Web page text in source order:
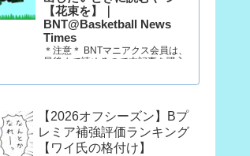
【花束を】｜
BNT@Basketball News
Times
＊注意＊ BNTマニアクス会員は、
最後まで読めるので本記事を購入
ス会員以外の方で、「この記事だ
れば、今月だけマニアクス会員に
なった方が390円安いです。
（訳：石油王は3部買っていけ）
10年後も千葉…
【2026オフシーズン】Bプ
レミア補強評価ランキング
【ワイ氏の格付け】